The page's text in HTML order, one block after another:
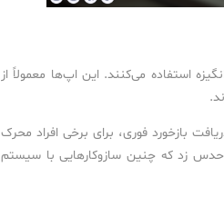
استفاده می‌کنند. این اپ‌ها معمولاً از
بازخورد فوری، برای برخی افراد محرک
زد که چنین سازوکارهایی با سیستم